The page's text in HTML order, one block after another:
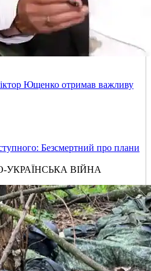
Ющенко отримав важливу
Безсмертний про плани
УКРАЇНСЬКА ВІЙНА